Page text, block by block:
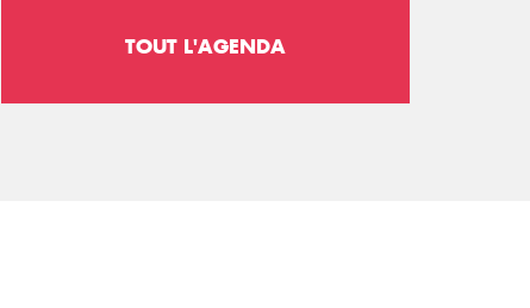
TOUT L'AGENDA